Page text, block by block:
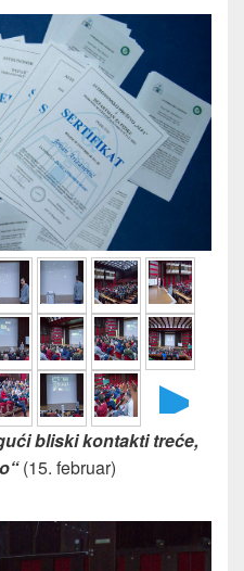
►
bliski kontakti treće,
(15. februar)